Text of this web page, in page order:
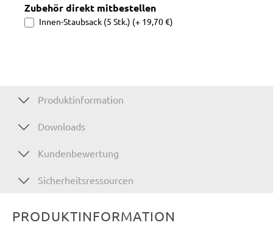
Zubehör direkt mitbestellen
Innen-Staubsack (5 Stk.) (+ 19,70 €)
Produktinformation
Downloads
Kundenbewertung
Sicherheitsressourcen
PRODUKTINFORMATION